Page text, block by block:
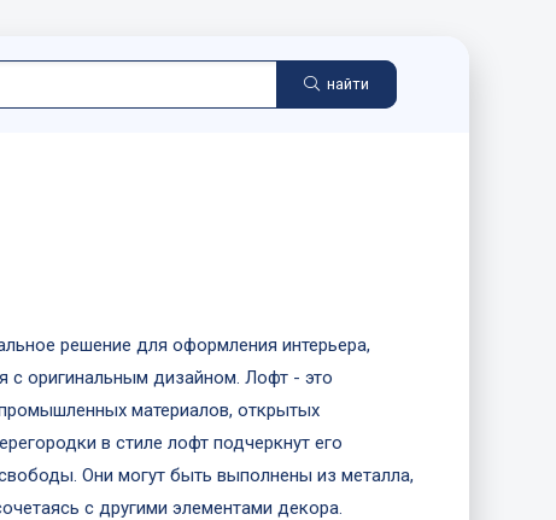
найти
решение для оформления интерьера,
с оригинальным дизайном. Лофт - это
материалов, открытых
в стиле лофт подчеркнут его
Они могут быть выполнены из металла,
с другими элементами декора.